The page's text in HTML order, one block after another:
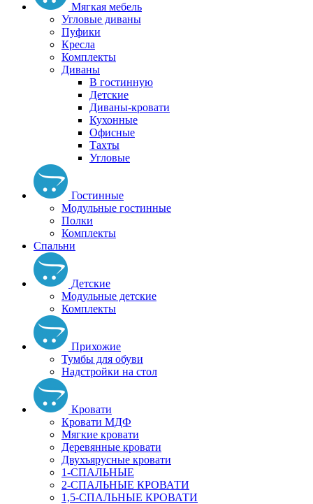
Мягкая мебель
Угловые диваны
Пуфики
Кресла
Комплекты
Диваны
В гостинную
Детские
Диваны-кровати
Кухонные
Офисные
Тахты
Угловые
Гостинные
Модульные гостинные
Полки
Комплекты
Спальни
Детские
Модульные детские
Комплекты
Прихожие
Тумбы для обуви
Надстройки на стол
Кровати
Кровати МДФ
Мягкие кровати
Деревянные кровати
Двухъярусные кровати
1-СПАЛЬНЫЕ
2-СПАЛЬНЫЕ КРОВАТИ
1,5-СПАЛЬНЫЕ КРОВАТИ